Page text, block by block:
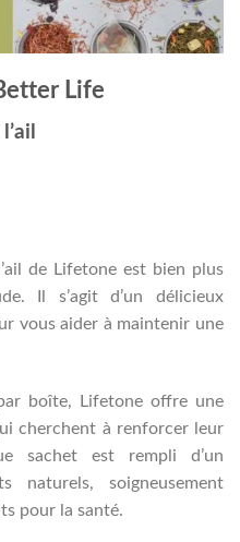
Life
de Lifetone est bien plus
Il s’agit d’un délicieux
vous aider à maintenir une
boîte, Lifetone offre une
cherchent à renforcer leur
sachet est rempli d’un
naturels, soigneusement
pour la santé.